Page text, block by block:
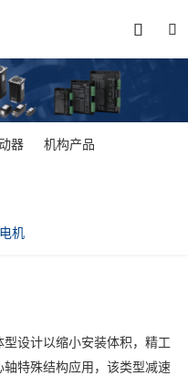


器 机构产品
机
设计以缩小安装体积，精工
特殊结构应用，该类型减速